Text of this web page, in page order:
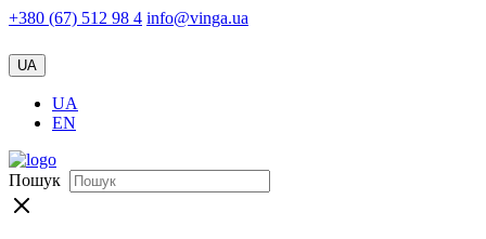
+380 (67) 512 98 4 info@vinga.ua
UA
UA
EN
Пошук